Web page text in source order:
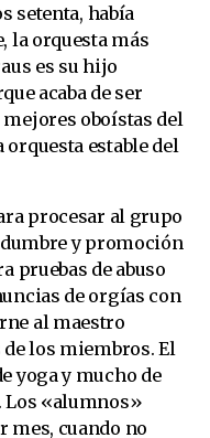
setenta, había
la orquesta más
es su hijo
acaba de ser
oboístas del
estable del
procesar al grupo
y promoción
pruebas de abuso
de orgías con
al maestro
los miembros. El
yoga y mucho de
Los «alumnos»
mes, cuando no